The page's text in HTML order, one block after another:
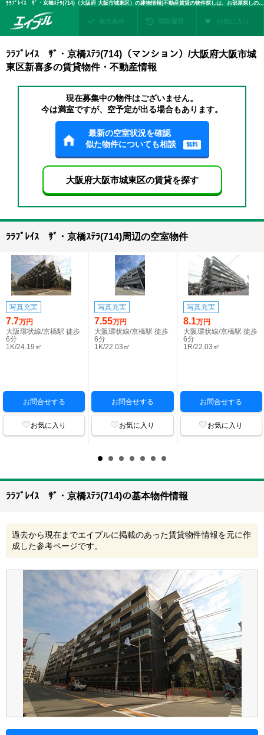
ﾗﾗﾌﾟﾚｲｽ ｻﾞ・京橋ｽﾃﾗ(714)（大阪府 大阪市城東区）の建物情報|不動産賃貸の物件探しは、お部屋探しのエイブル
保存条件 閲覧履歴 お気に入り
ﾗﾗﾌﾟﾚｲｽ ｻﾞ・京橋ｽﾃﾗ(714)（マンション）/大阪府大阪市城
東区新喜多の賃貸物件・不動産情報
現在募集中の物件はございません。
今は満室ですが、空予定が出る場合もあります。
最新の空室状況を確認
似た物件についても相談
無料
大阪府大阪市城東区の賃貸を探す
ﾗﾗﾌﾟﾚｲｽ ｻﾞ・京橋ｽﾃﾗ(714)周辺の空室物件
写真充実
7.7万円
大阪環状線/京橋駅 徒歩
6分
1K/24.19㎡
お問合せする
お気に入り
写真充実
7.55万円
大阪環状線/京橋駅 徒歩
6分
1K/22.03㎡
お問合せする
お気に入り
写真充実
8.1万円
大阪環状線/京橋駅 徒歩
6分
1R/22.03㎡
お問合せする
お気に入り
ﾗﾗﾌﾟﾚｲｽ ｻﾞ・京橋ｽﾃﾗ(714)の基本物件情報
過去から現在までエイブルに掲載のあった賃貸物件情報を元に作
成した参考ページです。